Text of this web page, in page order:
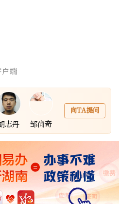
端
志丹 邹尚奇
向TA提问